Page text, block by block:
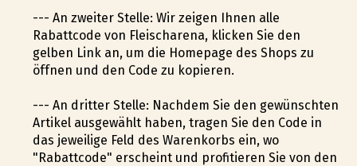
--- An zweiter Stelle: Wir zeigen Ihnen alle
Rabattcode von Fleischarena, klicken Sie den
gelben Link an, um die Homepage des Shops zu
öffnen und den Code zu kopieren.
--- An dritter Stelle: Nachdem Sie den gewünschten
Artikel ausgewählt haben, tragen Sie den Code in
das jeweilige Feld des Warenkorbs ein, wo
"Rabattcode" erscheint und profitieren Sie von den